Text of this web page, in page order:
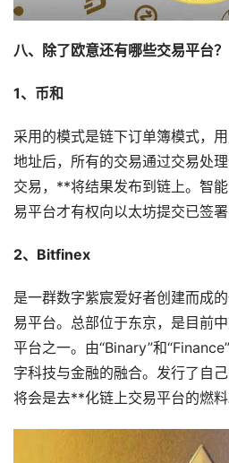
八、除了欧意还有哪些交易平台？
1、币和
采用的模式是链下订单簿模式，
地址后，所有的交易通过交易处
交易，**将结果发布到链上。智
易平台才有权向以太坊提交已签署
2、Bitfinex
是一群数字紫宸爱好者创建而成
易平台。总部位于东京，是目前
平台之一。由“Binary”和
字科技与金融的融合。发行了自
将会是去**化链上交易平台的燃料